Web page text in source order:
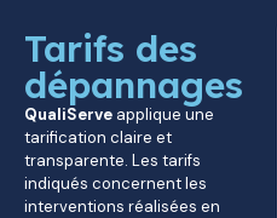
Tarifs des
dépannages
QualiServe applique une
tarification claire et
transparente. Les tarifs
indiqués concernent les
interventions réalisées en